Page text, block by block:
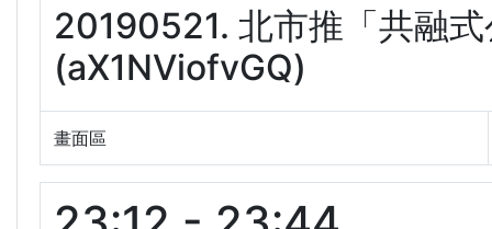
20190521. 北市推「共融
(aX1NViofvGQ)
畫面區